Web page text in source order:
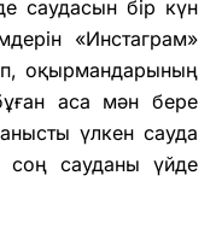
саудасын бір күн
«Инстаграм»
оқырмандарының
аса мән бере
үлкен сауда
соң сауданы үйде